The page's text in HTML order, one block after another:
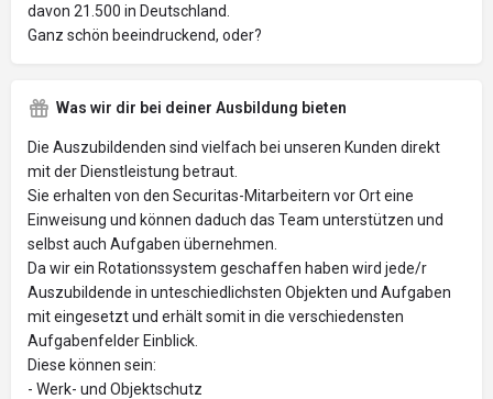
davon 21.500 in Deutschland.
Ganz schön beeindruckend, oder?
Was wir dir bei deiner Ausbildung bieten
Die Auszubildenden sind vielfach bei unseren Kunden direkt
mit der Dienstleistung betraut.
Sie erhalten von den Securitas-Mitarbeitern vor Ort eine
Einweisung und können daduch das Team unterstützen und
selbst auch Aufgaben übernehmen.
Da wir ein Rotationssystem geschaffen haben wird jede/r
Auszubildende in unteschiedlichsten Objekten und Aufgaben
mit eingesetzt und erhält somit in die verschiedensten
Aufgabenfelder Einblick.
Diese können sein:
- Werk- und Objektschutz